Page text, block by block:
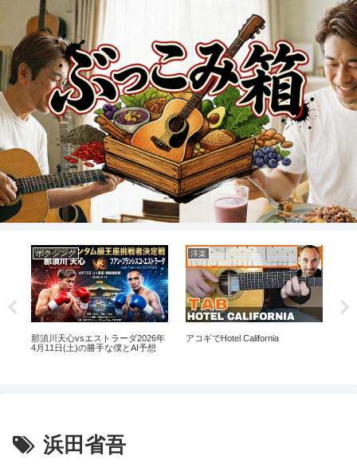
ボクシング
那須川天心vsエストラーダ2026年
4月11日(土)の勝手な僕とAI予想
洋楽
アコギでHotel California
浜田省吾